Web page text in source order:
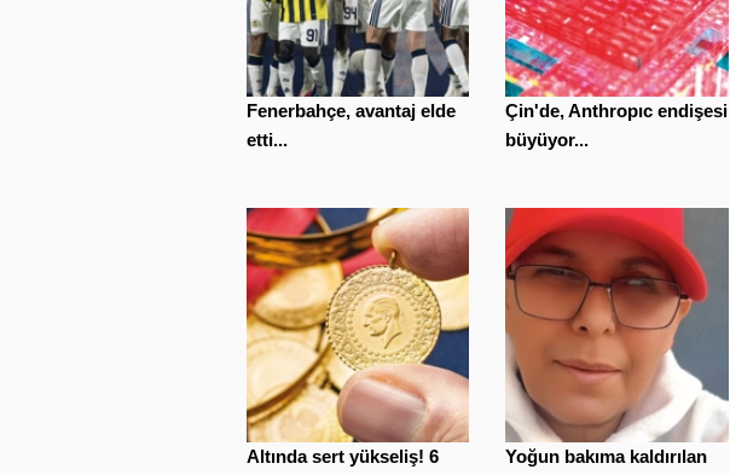
Fenerbahçe, avantaj elde
etti...
Çin'de, Anthropıc endişesi
büyüyor...
Altında sert yükseliş! 6
Yoğun bakıma kaldırılan